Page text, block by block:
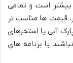
بیشتر است و تمامی
قیمت ها مناسب تر
آبی یا استخرهای
یا برنامه های